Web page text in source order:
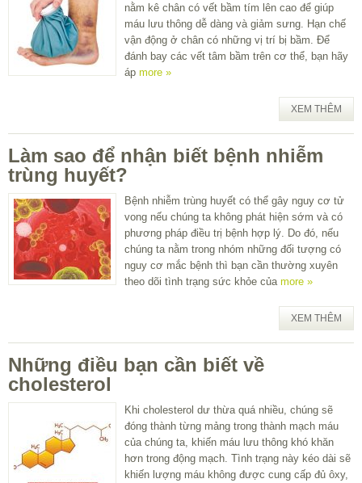
nằm kê chân có vết bầm tím lên cao để giúp
máu lưu thông dễ dàng và giảm sưng. Hạn chế
vận động ở chân có những vị trí bị bầm. Để
đánh bay các vết tâm bầm trên cơ thể, bạn hãy
áp more »
XEM THÊM
Làm sao để nhận biết bệnh nhiễm
trùng huyết?
Bệnh nhiễm trùng huyết có thể gây nguy cơ tử
vong nếu chúng ta không phát hiện sớm và có
phương pháp điều trị bệnh hợp lý. Do đó, nếu
chúng ta nằm trong nhóm những đối tượng có
nguy cơ mắc bệnh thì bạn cần thường xuyên
theo dõi tình trạng sức khỏe của more »
XEM THÊM
Những điều bạn cần biết về
cholesterol
Khi cholesterol dư thừa quá nhiều, chúng sẽ
đóng thành từng mảng trong thành mạch máu
của chúng ta, khiến máu lưu thông khó khăn
hơn trong động mạch. Tình trạng này kéo dài sẽ
khiến lượng máu không được cung cấp đủ ôxy,